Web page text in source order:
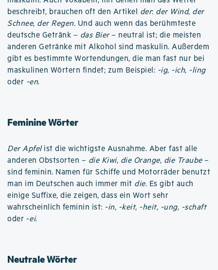
beschreibt, brauchen oft den Artikel der: der Wind, der
Schnee, der Regen. Und auch wenn das berühmteste
deutsche Getränk – das Bier– neutral ist; die meisten
anderen Getränke mit Alkohol sind maskulin. Außerdem
gibt es bestimmte Wortendungen, die man fast nur bei
maskulinen Wörtern findet; zum Beispiel: -ig, -ich, -ling
oder -en.
Feminine Wörter
Der Apfelist die wichtigste Ausnahme. Aber fast alle
anderen Obstsorten – die Kiwi, die Orange, die Traube–
sind feminin. Namen für Schiffe und Motorräder benutzt
man im Deutschen auch immer mit die. Es gibt auch
einige Suffixe, die zeigen, dass ein Wort sehr
wahrscheinlich feminin ist: -in, -keit, -heit, -ung, -schaft
oder -ei.
Neutrale Wörter